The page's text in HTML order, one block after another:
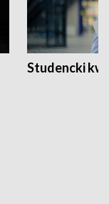
Studencki